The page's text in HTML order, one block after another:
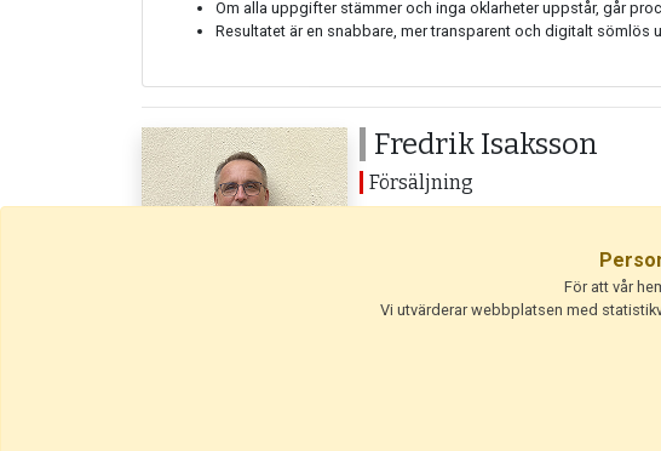
Om alla uppgifter stämmer och inga oklarheter uppstår, går
Resultatet är en snabbare, mer transparent och digitalt sömlös
Fredrik Isaksson
Försäljning
För att vår
Vi utvärderar webbplatsen med